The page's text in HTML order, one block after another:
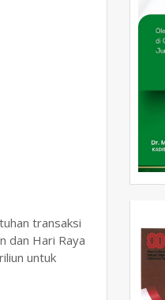
transaksi
dan Hari Raya
untuk